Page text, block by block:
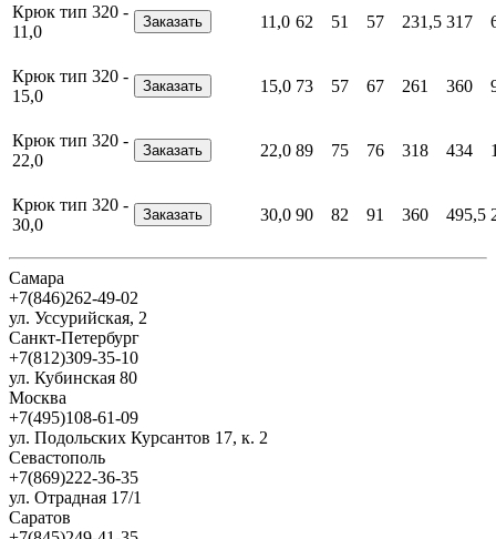
Крюк тип 320 -
11,0
11,0 62 51 57 231,5 317
Крюк тип 320 -
15,0
15,0 73 57 67 261 360
Крюк тип 320 -
22,0
22,0 89 75 76 318 434
Крюк тип 320 -
30,0
30,0 90 82 91 360 495,5
Самара
+7(846)262-49-02
ул. Уссурийская, 2
Санкт-Петербург
+7(812)309-35-10
ул. Кубинская 80
Москва
+7(495)108-61-09
ул. Подольских Курсантов 17, к. 2
Севастополь
+7(869)222-36-35
ул. Отрадная 17/1
Саратов